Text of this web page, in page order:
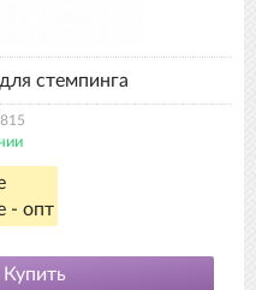
стемпинга
- опт
Купить